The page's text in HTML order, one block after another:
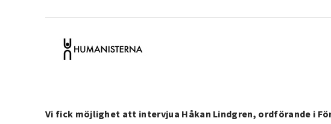
Vi fick möjlighet att intervjua Håkan Lindgren, ordförande i